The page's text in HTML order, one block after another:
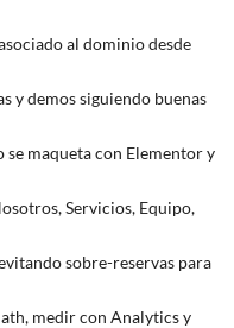
al dominio desde
y demos siguiendo buenas
maqueta con Elementor y
Servicios, Equipo,
sobre-reservas para
medir con Analytics y